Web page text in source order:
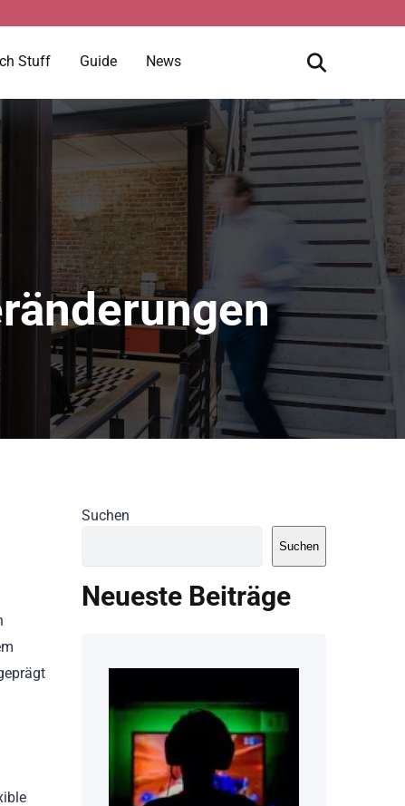
Stuff Guide News
Suchen
Suchen
Neueste Beiträge